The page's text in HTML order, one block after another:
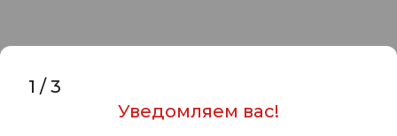
Щипцы Tortuga Дори 2.0 зелёный
1 /3
Уведомляем вас!